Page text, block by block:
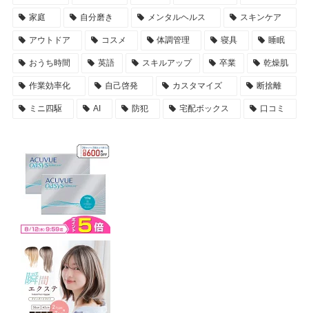
家庭 自分磨き メンタルヘルス スキンケア
アウトドア コスメ 体調管理 寝具 睡眠
おうち時間 英語 スキルアップ 卒業 乾燥肌
作業効率化 自己啓発 カスタマイズ 断捨離
ミニ四駆 AI 防犯 宅配ボックス 口コミ